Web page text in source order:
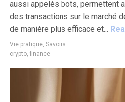
aussi appelés bots, permettent
des transactions sur le marché
de manière plus efficace et...
Vie pratique, Savoirs
crypto, finance